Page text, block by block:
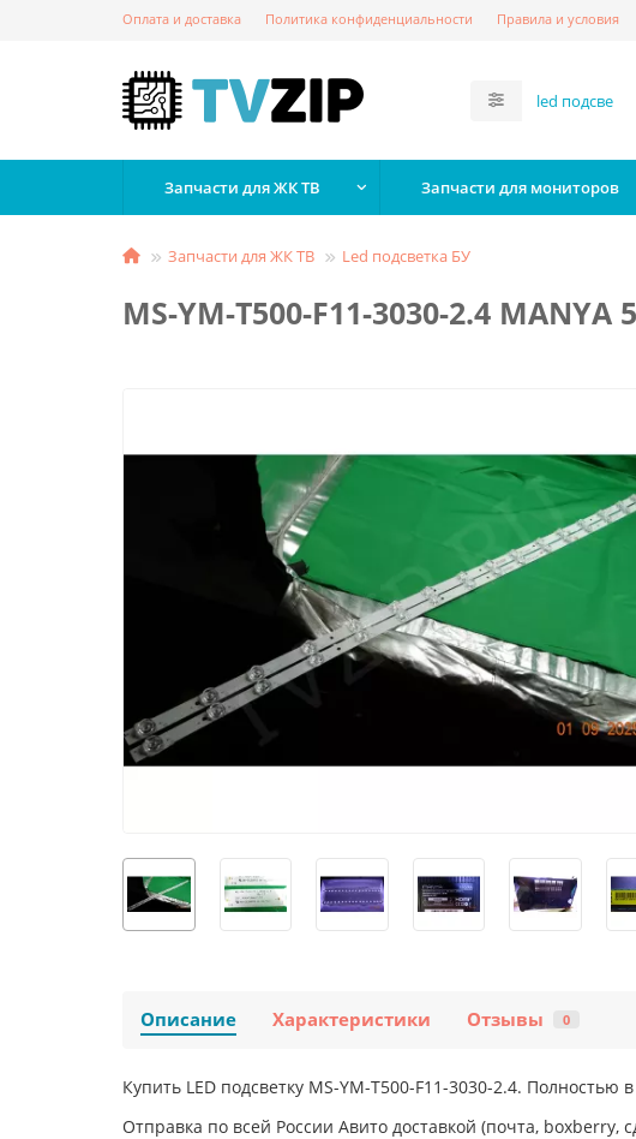
Оплата и доставка Политика конфиденциальности Правила и условия
Запчасти для ЖК ТВ Запчасти для мониторов
Запчасти для ЖК ТВ Led подсветка БУ
MS-YM-T500-F11-3030-2.4 MANYA
Описание Характеристики Отзывы 0
Купить LED подсветку MS-YM-T500-F11-3030-2.4.
Отправка по всей России Авито доставкой (почта, boxberry,